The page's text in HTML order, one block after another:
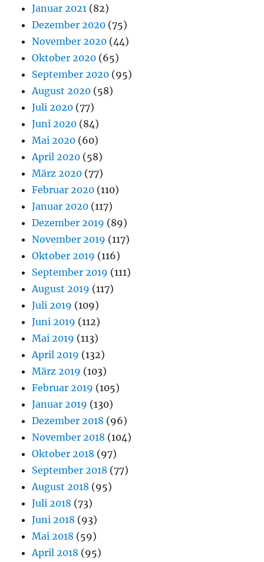
Januar 2021 (82)
Dezember 2020 (75)
November 2020 (44)
Oktober 2020 (65)
September 2020 (95)
August 2020 (58)
Juli 2020 (77)
Juni 2020 (84)
Mai 2020 (60)
April 2020 (58)
März 2020 (77)
Februar 2020 (110)
Januar 2020 (117)
Dezember 2019 (89)
November 2019 (117)
Oktober 2019 (116)
September 2019 (111)
August 2019 (117)
Juli 2019 (109)
Juni 2019 (112)
Mai 2019 (113)
April 2019 (132)
März 2019 (103)
Februar 2019 (105)
Januar 2019 (130)
Dezember 2018 (96)
November 2018 (104)
Oktober 2018 (97)
September 2018 (77)
August 2018 (95)
Juli 2018 (73)
Juni 2018 (93)
Mai 2018 (59)
April 2018 (95)